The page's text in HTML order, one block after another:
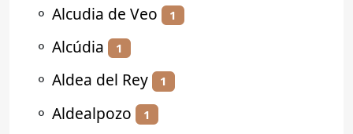
⚬ Alcudia de Veo 1
⚬ Alcúdia 1
⚬ Aldea del Rey 1
⚬ Aldealpozo 1